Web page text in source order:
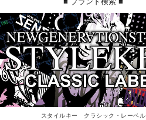
スタイルキー クラシック・レーベル